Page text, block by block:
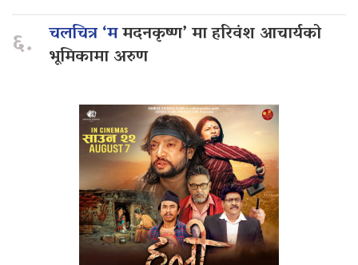
६. चलचित्र ‘ममदनकृष्ण’ मा हरिवंश आचार्यको
भूमिकामा अरुण